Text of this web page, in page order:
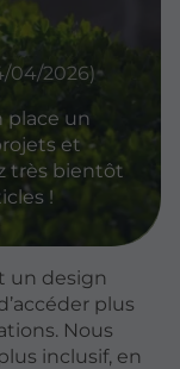
04/2026)
place un
et
très bientôt
!
un design
plus
Nous
inclusif, en